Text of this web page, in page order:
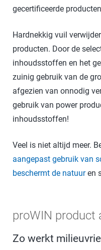
gecertificeerde
Hardnekkig vuil
producten. Door de
inhoudsstoffen en het
zuinig gebruik van de
afgezien van onnodig
gebruik van power
inhoudsstoffen!
Veel is niet altijd meer.
aangepast gebruik van
beschermt de natuuren
proWIN product
Zo werkt